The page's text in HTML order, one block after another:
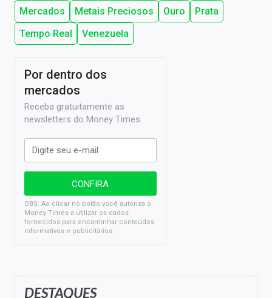
Mercados
Metais Preciosos Ouro
Prata
Tempo Real
Venezuela
DESTAQUES
Por dentro dos
mercados
Receba gratuitamente as
newsletters do Money Times
OBS: Ao clicar no botão você autoriza o
Money Times a utilizar os dados
fornecidos para encaminhar conteúdos
informativos e publicitários.